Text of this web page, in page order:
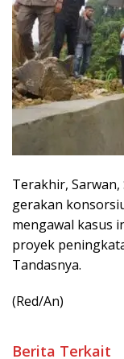
Terakhir,
gerakan
mengawal kasus
proyek
Tandasnya.
(Red/An)
Berita Terkait